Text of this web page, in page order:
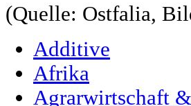
(Quelle: Ostfalia,
Additive
Afrika
Agrarwirtschaft